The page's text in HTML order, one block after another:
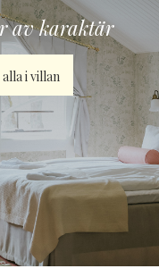
av karaktär
i villan